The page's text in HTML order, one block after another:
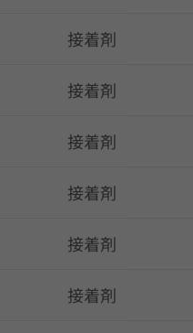
接着剤
接着剤
接着剤
接着剤
接着剤
接着剤